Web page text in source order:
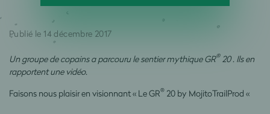
Publié le 14 décembre 2017
Un groupe de copains a parcouru le sentier mythique GR®20 . Ils en
rapportent une vidéo.
Faisons nous plaisir en visionnant « Le GR® 20 by MojitoTrailProd «